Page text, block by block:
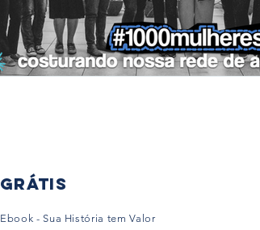
Grátis
Ebook - Sua História tem Valor